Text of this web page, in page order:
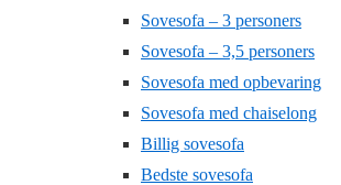
Sovesofa – 3 personers
Sovesofa – 3,5 personers
Sovesofa med opbevaring
Sovesofa med chaiselong
Billig sovesofa
Bedste sovesofa